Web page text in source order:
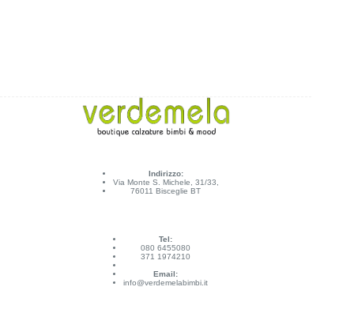
Indirizzo:
Via Monte S. Michele, 31/33,
76011 Bisceglie BT
Tel:
080 6455080
371 1974210
Email:
info@verdemelabimbi.it